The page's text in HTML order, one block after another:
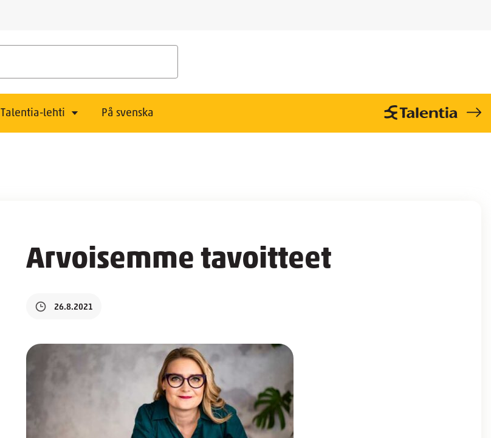
Talentia-lehti På svenska
Arvoisemme tavoitteet
26.8.2021